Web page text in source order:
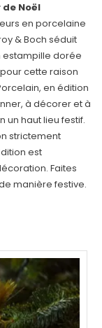
Noël
en porcelaine
& Boch séduit
estampille dorée
cette raison
en édition
à décorer et à
un haut lieu festif.
strictement
est
Faites
manière festive.